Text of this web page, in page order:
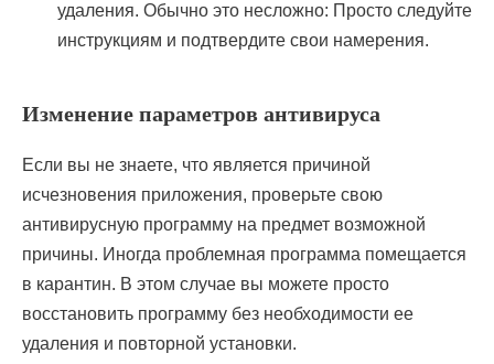
удаления. Обычно это несложно: Просто следуйте
инструкциям и подтвердите свои намерения.
Изменение параметров антивируса
Если вы не знаете, что является причиной
исчезновения приложения, проверьте свою
антивирусную программу на предмет возможной
причины. Иногда проблемная программа помещается
в карантин. В этом случае вы можете просто
восстановить программу без необходимости ее
удаления и повторной установки.